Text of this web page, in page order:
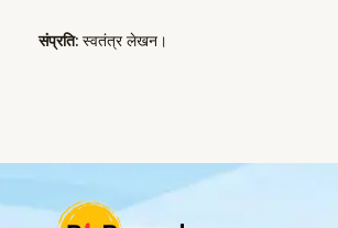
संप्रति: स्वतंत्र लेखन।